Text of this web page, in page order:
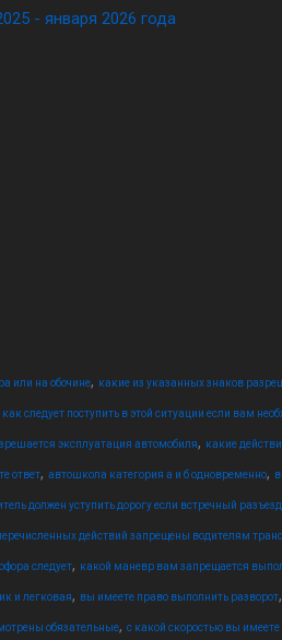
- января 2026 года
или на обочине, какие из указанных знаков
как следует поступить в этой ситуации если вам
эксплуатация автомобиля, какие
ответ, автошкола категория а и б одновременно,
должен уступить дорогу если встречный
действий запрещены водителям
следует, какой маневр вам запрещается
и легковая, вы имеете право выполнить разворот,
обязательные, с какой скоростью вы